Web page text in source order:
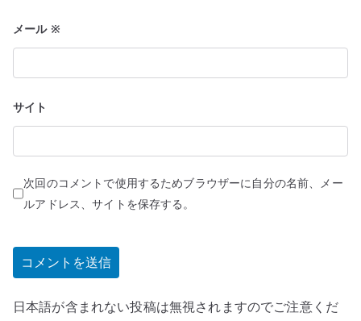
メール ※
サイト
次回のコメントで使用するためブラウザーに自分の名前、メー
ルアドレス、サイトを保存する。
日本語が含まれない投稿は無視されますのでご注意くだ